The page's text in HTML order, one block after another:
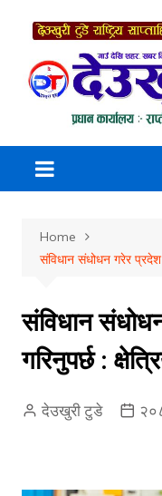
content
Home
संविधान संधोधन गरेर प्रदेश
संविधान
गरिनुपर्छ :
देउखुरी टुडे